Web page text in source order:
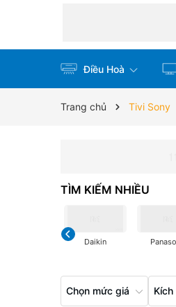
Điều Hoà
Trang chủ Tivi Sony
TÌM KIẾM NHIỀU
Daikin
Chọn mức giá